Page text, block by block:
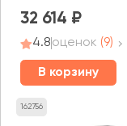
32 614
4.8оценок (9)
В корзину
162756